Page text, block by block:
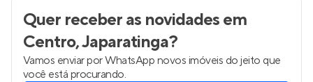
Quer receber as novidadesem
Centro, Japaratinga?
Vamos enviar por WhatsApp novos imóveis do jeito que
você está procurando.